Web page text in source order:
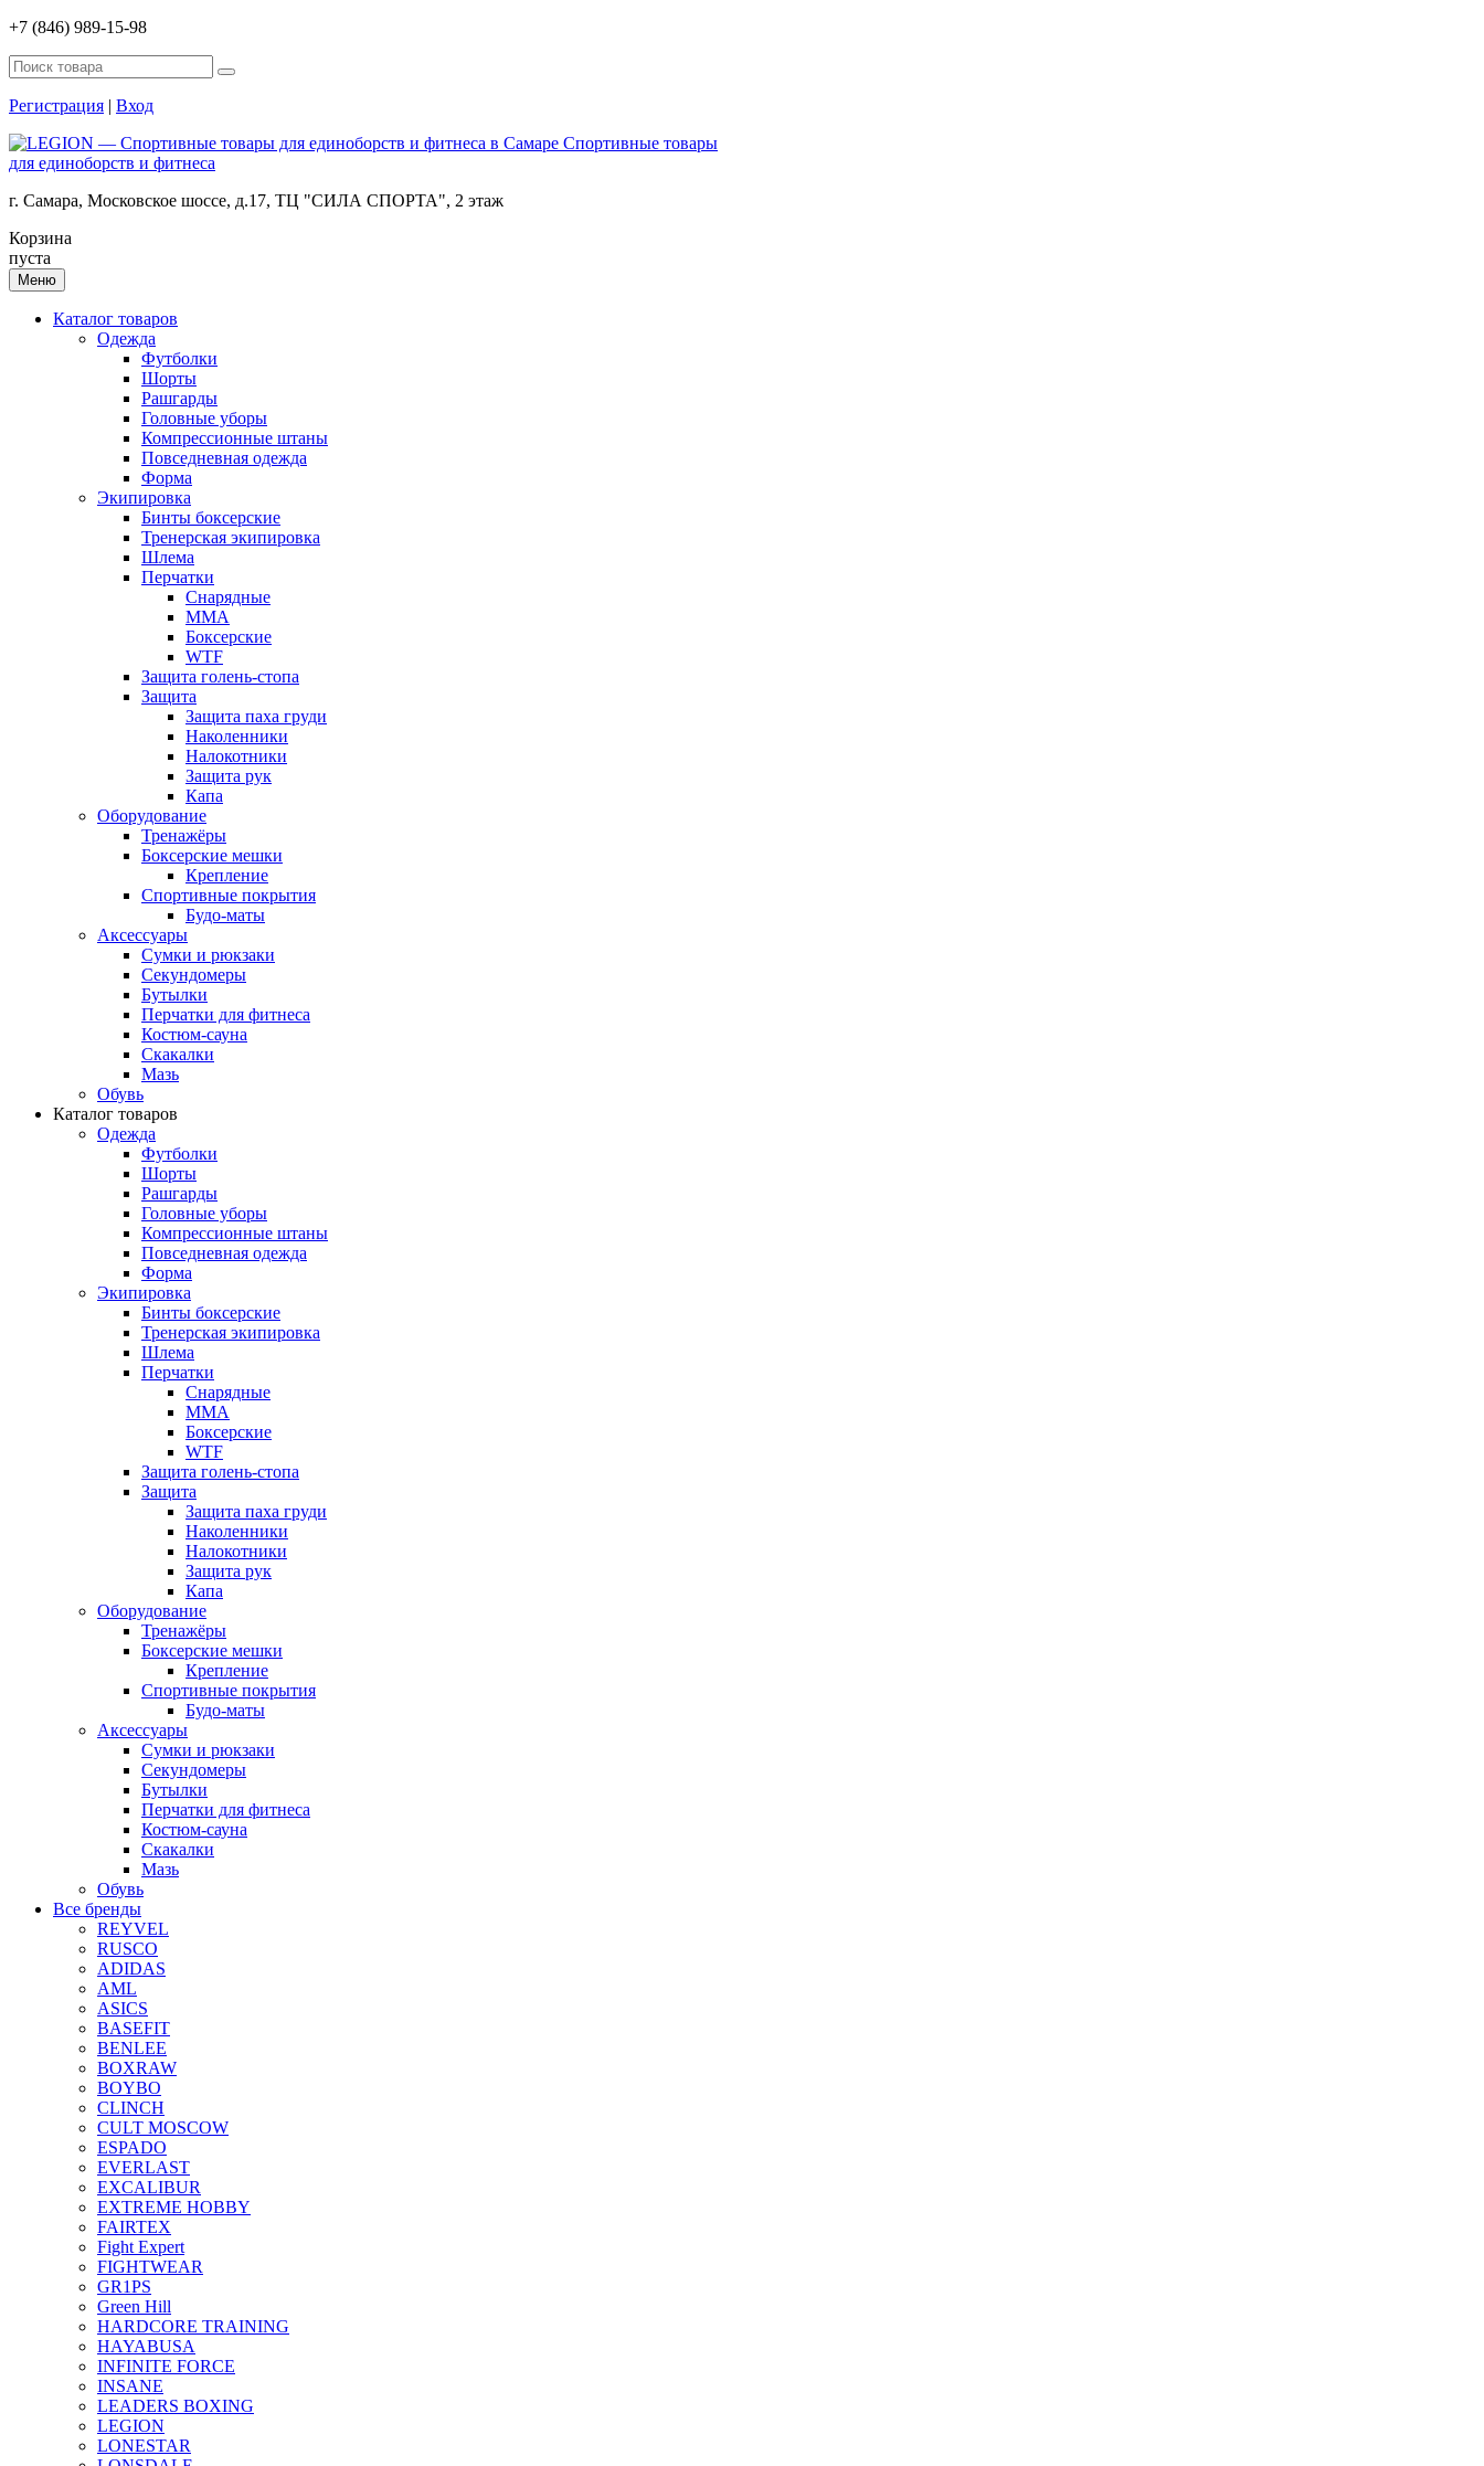
+7 (846) 989-15-98
Регистрация | Вход
Спортивные товары
для единоборств и фитнеса
г. Самара, Московское шоссе, д.17, ТЦ "СИЛА СПОРТА", 2 этаж
Корзина
пуста
Меню
Каталог товаров
Одежда
Футболки
Шорты
Рашгарды
Головные уборы
Компрессионные штаны
Повседневная одежда
Форма
Экипировка
Бинты боксерские
Тренерская экипировка
Шлема
Перчатки
Снарядные
ММА
Боксерские
WTF
Защита голень-стопа
Защита
Защита паха груди
Наколенники
Налокотники
Защита рук
Капа
Оборудование
Тренажёры
Боксерские мешки
Крепление
Спортивные покрытия
Будо-маты
Аксессуары
Сумки и рюкзаки
Секундомеры
Бутылки
Перчатки для фитнеса
Костюм-сауна
Скакалки
Мазь
Обувь
Каталог товаров
Одежда
Футболки
Шорты
Рашгарды
Головные уборы
Компрессионные штаны
Повседневная одежда
Форма
Экипировка
Бинты боксерские
Тренерская экипировка
Шлема
Перчатки
Снарядные
ММА
Боксерские
WTF
Защита голень-стопа
Защита
Защита паха груди
Наколенники
Налокотники
Защита рук
Капа
Оборудование
Тренажёры
Боксерские мешки
Крепление
Спортивные покрытия
Будо-маты
Аксессуары
Сумки и рюкзаки
Секундомеры
Бутылки
Перчатки для фитнеса
Костюм-сауна
Скакалки
Мазь
Обувь
Все бренды
REYVEL
RUSCO
ADIDAS
AML
ASICS
BASEFIT
BENLEE
BOXRAW
BOYBO
CLINCH
CULT MOSCOW
ESPADO
EVERLAST
EXCALIBUR
EXTREME HOBBY
FAIRTEX
Fight Expert
FIGHTWEAR
GR1PS
Green Hill
HARDCORE TRAINING
HAYABUSA
INFINITE FORCE
INSANE
LEADERS BOXING
LEGION
LONESTAR